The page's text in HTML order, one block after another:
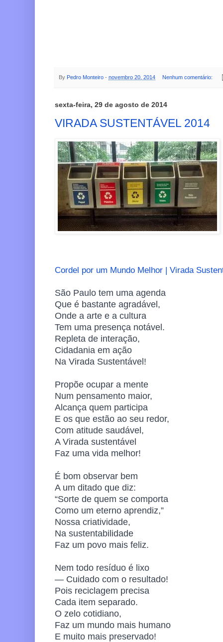
By Pedro Monteiro - novembro 20, 2014 Nenhum comentário:
sexta-feira, 29 de agosto de 2014
VIRADA SUSTENTÁVEL 2014
Cordel por um Mundo Melhor | Virada
São Paulo tem uma agenda
Que é bastante agradável,
Onde a arte e a cultura
Tem uma presença notável.
Repleta de interação,
Cidadania em ação
Na Virada Sustentável!
Propõe ocupar a mente
Num pensamento maior,
Alcança quem participa
E os que estão ao seu redor,
Com atitude saudável,
A Virada sustentável
Faz uma vida melhor!
É bom observar bem
A um ditado que diz:
“Sorte de quem se comporta
Como um eterno aprendiz,”
Nossa criatividade,
Na sustentabilidade
Faz um povo mais feliz.
Nem todo resíduo é lixo
— Cuidado com o resultado!
Pois reciclagem precisa
Cada item separado.
O zelo cotidiano,
Faz um mundo mais humano
E muito mais preservado!